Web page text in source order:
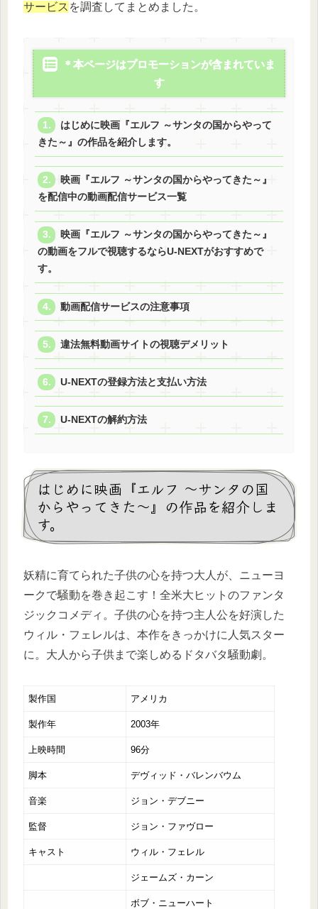
サービス を調査してまとめました。
＊本ページはプロモーションが含まれていま
す
はじめに映画『エルフ ～サンタの国からやって
きた～』の作品を紹介します。
映画『エルフ ～サンタの国からやってきた～』
を配信中の動画配信サービス一覧
映画『エルフ ～サンタの国からやってきた～』
の動画をフルで視聴するならU-NEXTがおすすめで
す。
動画配信サービスの注意事項
違法無料動画サイトの視聴デメリット
U-NEXTの登録方法と支払い方法
U-NEXTの解約方法
はじめに映画『エルフ ～サンタの国
からやってきた～』の作品を紹介しま
す。
妖精に育てられた子供の心を持つ大人が、ニューヨ
ークで騒動を巻き起こす！全米大ヒットのファンタ
ジックコメディ。子供の心を持つ主人公を好演した
ウィル・フェレルは、本作をきっかけに人気スター
に。大人から子供まで楽しめるドタバタ騒動劇。
製作国 アメリカ
製作年 2003年
上映時間 96分
脚本 デヴィッド・バレンバウム
音楽 ジョン・デブニー
監督 ジョン・ファヴロー
キャスト ウィル・フェレル
ジェームズ・カーン
ボブ・ニューハート